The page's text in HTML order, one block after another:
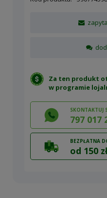
Za ten produkt
w programie
SKONTAKTUJ
797 017
BEZPŁATNA
od 150